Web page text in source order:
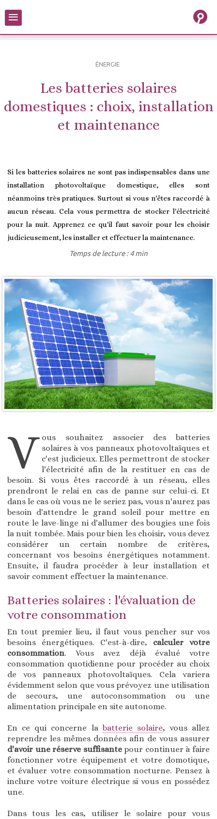
≡
ÉNERGIE
Les batteries solaires
domestiques : choix, installation
et maintenance
Si les batteries solaires ne sont pas indispensables dans une
installation photovoltaïque domestique, elles sont
néanmoins très pratiques. Surtout si vous n'êtes raccordé à
aucun réseau. Cela vous permettra de stocker l'électricité
pour la nuit. Apprenez ce qu'il faut savoir pour les choisir
judicieusement, les installer et effectuer la maintenance.
Temps de lecture : 4 min
V ous souhaitez associer des batteries
solaires à vos panneaux photovoltaïques et
c'est judicieux. Elles permettront de stocker
l'électricité afin de la restituer en cas de
besoin. Si vous êtes raccordé à un réseau, elles
prendront le relai en cas de panne sur celui-ci. Et
dans le cas où vous ne le seriez pas, vous n'aurez pas
besoin d'attendre le grand soleil pour mettre en
route le lave-linge ni d'allumer des bougies une fois
la nuit tombée. Mais pour bien les choisir, vous devez
considérer un certain nombre de critères,
concernant vos besoins énergétiques notamment.
Ensuite, il faudra procéder à leur installation et
savoir comment effectuer la maintenance.
Batteries solaires : l'évaluation de
votre consommation
En tout premier lieu, il faut vous pencher sur vos
besoins énergétiques. C'est-à-dire, calculer votre
consommation. Vous avez déjà évalué votre
consommation quotidienne pour procéder au choix
de vos panneaux photovoltaïques. Cela variera
évidemment selon que vous prévoyez une utilisation
de secours, une autoconsommation ou une
alimentation principale en site autonome.
En ce qui concerne la batterie solaire, vous allez
reprendre les mêmes données afin de vous assurer
d'avoir une réserve suffisantepour continuer à faire
fonctionner votre équipement et votre domotique,
et évaluer votre consommation nocturne. Pensez à
inclure votre voiture électrique si vous en possédez
une.
Dans tous les cas, utiliser le solaire pour vous